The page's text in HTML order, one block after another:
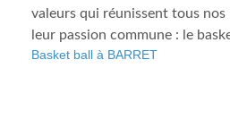
valeurs qui réunissent tous
leur passion commune : le
Basket ball à BARRET